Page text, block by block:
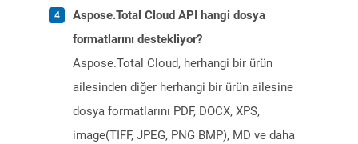
Aspose.Total Cloud API hangi dosya
formatlarını destekliyor?
Aspose.Total Cloud, herhangi bir ürün
ailesinden diğer herhangi bir ürün ailesine
dosya formatlarını PDF, DOCX, XPS,
image(TIFF, JPEG, PNG BMP), MD ve daha